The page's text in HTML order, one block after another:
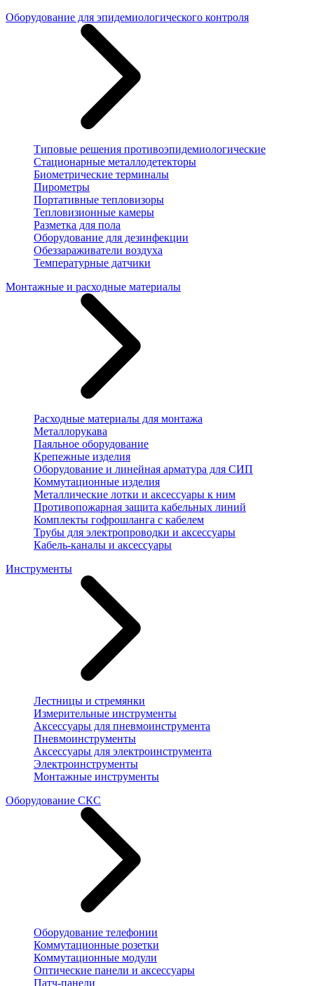
Оборудование для эпидемиологического контроля
Типовые решения противоэпидемиологические
Стационарные металлодетекторы
Биометрические терминалы
Пирометры
Портативные тепловизоры
Тепловизионные камеры
Разметка для пола
Оборудование для дезинфекции
Обеззараживатели воздуха
Температурные датчики
Монтажные и расходные материалы
Расходные материалы для монтажа
Металлорукава
Паяльное оборудование
Крепежные изделия
Оборудование и линейная арматура для СИП
Коммутационные изделия
Металлические лотки и аксессуары к ним
Противопожарная защита кабельных линий
Комплекты гофрошланга с кабелем
Трубы для электропроводки и аксессуары
Кабель-каналы и аксессуары
Инструменты
Лестницы и стремянки
Измерительные инструменты
Аксессуары для пневмоинструмента
Пневмоинструменты
Аксессуары для электроинструмента
Электроинструменты
Монтажные инструменты
Оборудование СКС
Оборудование телефонии
Коммутационные розетки
Коммутационные модули
Оптические панели и аксессуары
Патч-панели